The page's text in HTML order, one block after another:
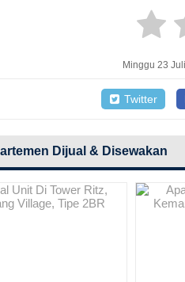
Minggu 23
Twitter
Dijual & Disewakan